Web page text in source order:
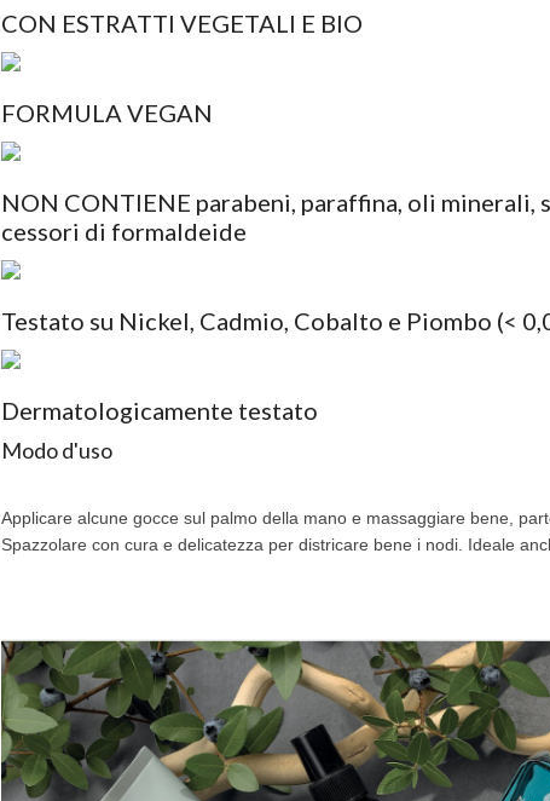
CON ESTRATTI VEGETALI E BIO
FORMULA VEGAN
NON CONTIENE parabeni, paraffina, oli minerali,
cessori di formaldeide
Testato su Nickel, Cadmio, Cobalto e Piombo (<
Dermatologicamente testato
Modo d'uso
Applicare alcune gocce sul palmo della mano e massaggiare bene,
Spazzolare con cura e delicatezza per districare bene i nodi. Ideale